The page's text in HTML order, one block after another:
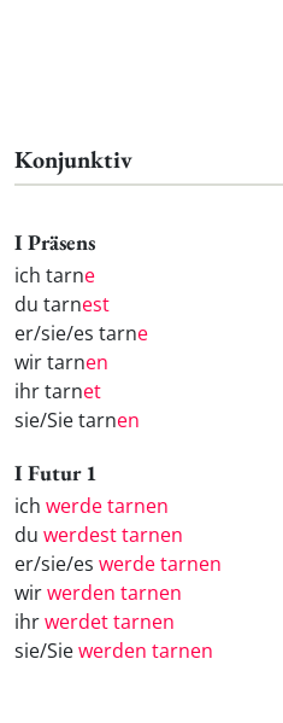
Konjunktiv
I Präsens
ich tarne
du tarnest
er/sie/es tarne
wir tarnen
ihr tarnet
sie/Sie tarnen
I Futur 1
ich werde tarnen
du werdest tarnen
er/sie/es werde tarnen
wirwerden tarnen
ihrwerdet tarnen
sie/Siewerden tarnen